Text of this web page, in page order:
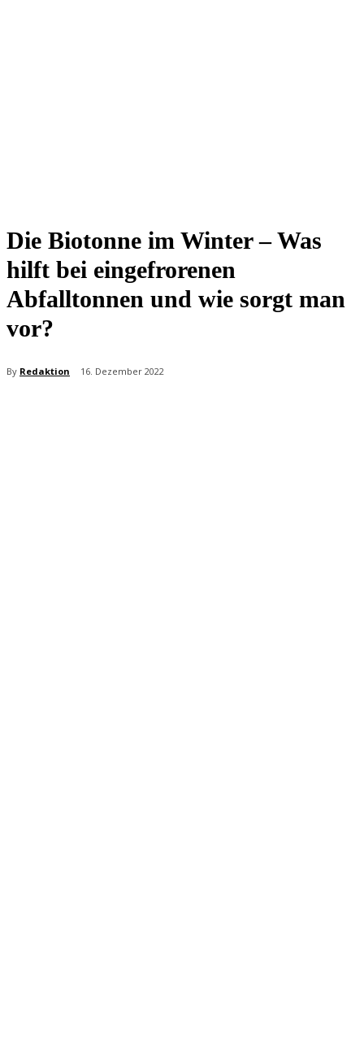
Die Biotonne im Winter – Was
hilft bei eingefrorenen
Abfalltonnen und wie sorgt man
vor?
By Redaktion 16. Dezember 2022